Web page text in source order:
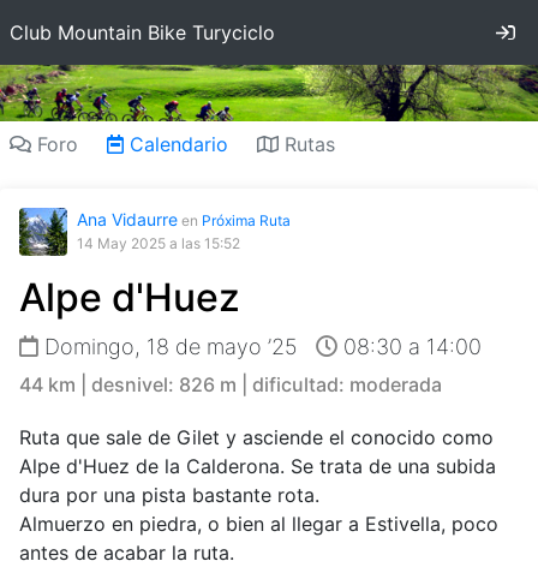
Club Mountain Bike Turyciclo
Foro Calendario Rutas
Ana Vidaurre en Próxima Ruta
14 May 2025 a las 15:52
Alpe d'Huez
Domingo, 18 de mayo ’25 08:30 a 14:00
44 km | desnivel: 826 m | dificultad: moderada
Ruta que sale de Gilet y asciende el conocido como
Alpe d'Huez de la Calderona. Se trata de una subida
dura por una pista bastante rota.
Almuerzo en piedra, o bien al llegar a Estivella, poco
antes de acabar la ruta.